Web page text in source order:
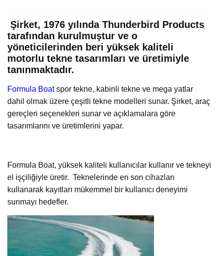
Şirket, 1976 yılında Thunderbird Products
tarafından kurulmuştur ve o
yöneticilerinden beri yüksek kaliteli
motorlu tekne tasarımları ve üretimiyle
tanınmaktadır.
Formula Boatspor tekne, kabinli tekne ve mega yatlar
dahil olmak üzere çeşitli tekne modelleri sunar. Şirket, araç
gereçleri seçenekleri sunar ve açıklamalara göre
tasarımlarını ve üretimlerini yapar.
Formula Boat, yüksek kaliteli kullanıcılar kullanır ve tekneyi
el işçiliğiyle üretir. Teknelerinde en son cihazları
kullanarak kayıtları mükemmel bir kullanıcı deneyimi
sunmayı hedefler.